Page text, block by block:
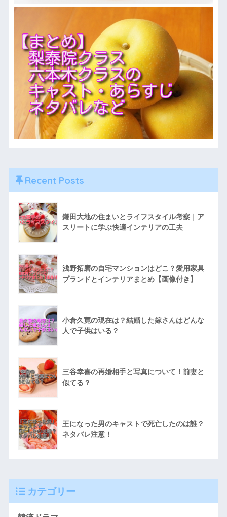
Recent Posts
鎌田大地の住まいとライフスタイル考察｜ア
スリートに学ぶ快適インテリアの工夫
浅野拓磨の自宅マンションはどこ？愛用家具
ブランドとインテリアまとめ【画像付き】
小倉久寛の現在は？結婚した嫁さんはどんな
人で子供はいる？
三谷幸喜の再婚相手と写真について！前妻と
似てる？
王になった男のキャストで死亡したのは誰？
ネタバレ注意！
カテゴリー